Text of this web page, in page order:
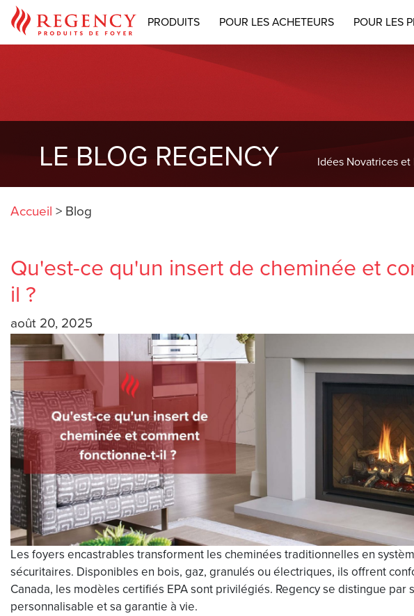
PRODUITS POUR LES ACHETEURS POUR LES
LE BLOG REGENCY Idées Novatrices
Accueil > Blog
Qu'est-ce qu'un insert de cheminée et
il ?
août 20, 2025
Les foyers encastrables transforment les cheminées traditionnelles en
sécuritaires. Disponibles en bois, gaz, granulés ou électriques, ils offrent
Canada, les modèles certifiés EPA sont privilégiés. Regency se distingue par
personnalisable et sa garantie à vie.